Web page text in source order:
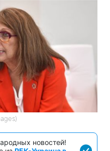
новостей!